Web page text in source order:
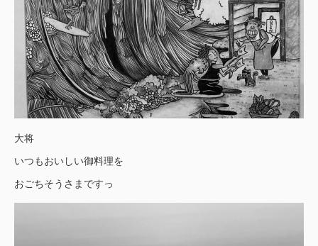
大将
いつもおいしい御料理を
おごちそうさまですっ